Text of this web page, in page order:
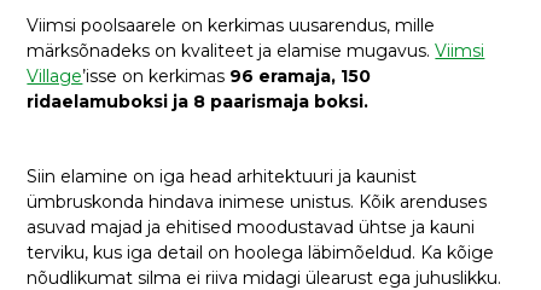
Viimsi poolsaarele on kerkimas uusarendus, mille
märksõnadeks on kvaliteet ja elamise mugavus.Viimsi
Village’isse on kerkimas 96 eramaja, 150
ridaelamuboksi ja 8 paarismaja boksi.
Siin elamine on iga head arhitektuuri ja kaunist
ümbruskonda hindava inimese unistus. Kõik arenduses
asuvad majad ja ehitised moodustavad ühtse ja kauni
terviku, kus iga detail on hoolega läbimõeldud. Ka kõige
nõudlikumat silma ei riiva midagi ülearust ega juhuslikku.